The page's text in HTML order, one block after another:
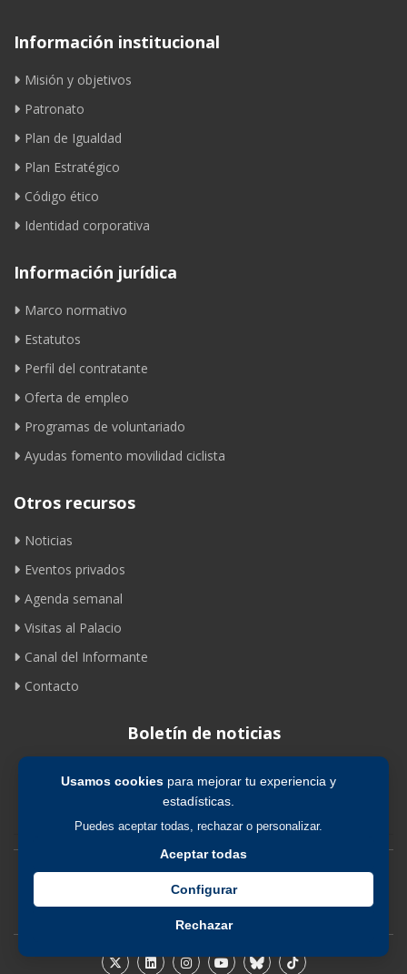
Usamos cookiespara mejorar tu experiencia y
estadísticas.
Puedes aceptar todas, rechazar o personalizar.
Aceptar todas
Configurar
Rechazar
Información institucional
Misión y objetivos
Patronato
Plan de Igualdad
Plan Estratégico
Código ético
Identidad corporativa
Información jurídica
Marco normativo
Estatutos
Perfil del contratante
Oferta de empleo
Programas de voluntariado
Ayudas fomento movilidad ciclista
Otros recursos
Noticias
Eventos privados
Agenda semanal
Visitas al Palacio
Canal del Informante
Contacto
Boletín de noticias
Suscribirse
Avíso legal | Política de privacidad | Política de cookies